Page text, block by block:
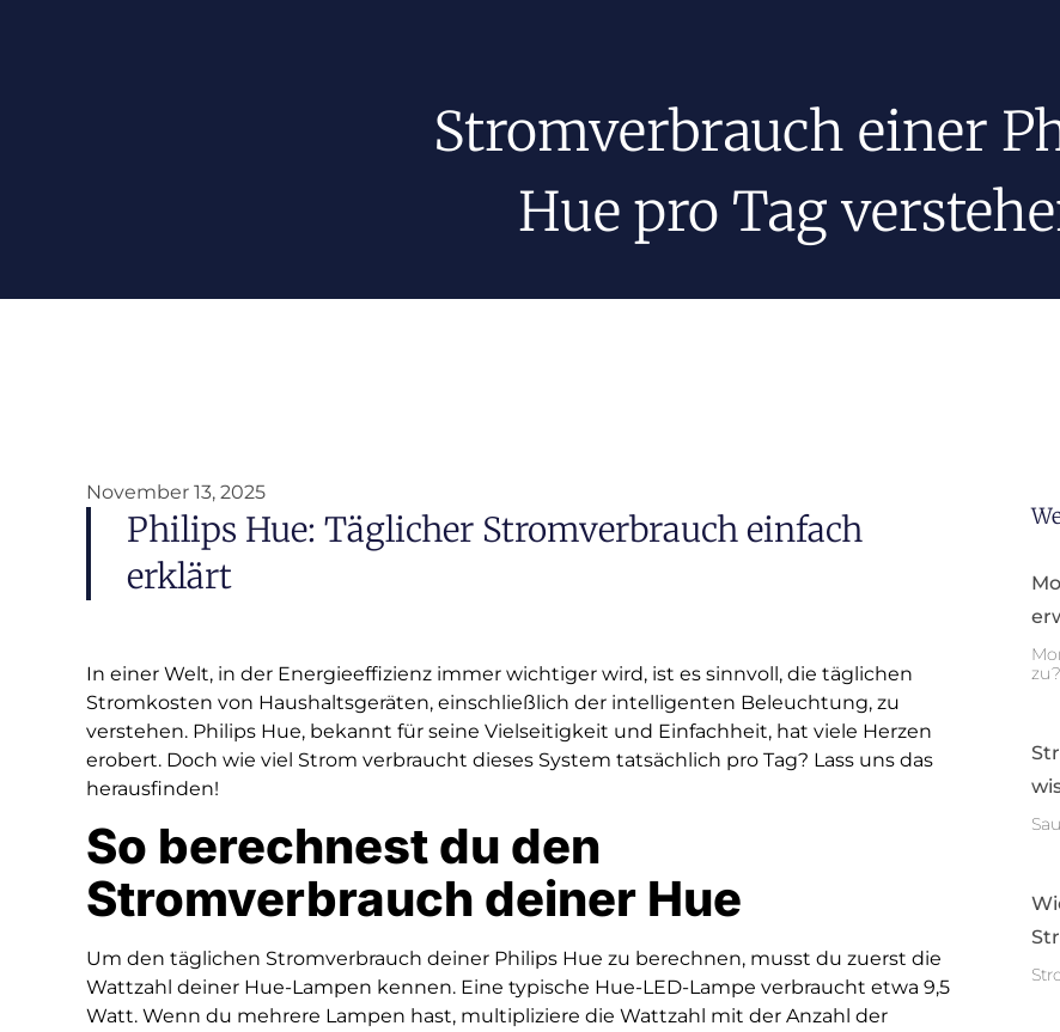
Stromverbrauch einer
Hue pro Tag
November 13, 2025
Philips Hue: Täglicher Stromverbrauch einfach
erklärt
In einer Welt, in der Energieeffizienz immer wichtiger wird, ist es sinnvoll, die täglichen
Stromkosten von Haushaltsgeräten, einschließlich der intelligenten Beleuchtung, zu
verstehen. Philips Hue, bekannt für seine Vielseitigkeit und Einfachheit, hat viele Herzen
erobert. Doch wie viel Strom verbraucht dieses System tatsächlich pro Tag? Lass uns das
herausfinden!
So berechnest du den
Stromverbrauch deiner Hue
Um den täglichen Stromverbrauch deiner Philips Hue zu berechnen, musst du zuerst die
Wattzahl deiner Hue-Lampen kennen. Eine typische Hue-LED-Lampe verbraucht etwa 9,5
Watt. Wenn du mehrere Lampen hast, multipliziere die Wattzahl mit der Anzahl der
zu?